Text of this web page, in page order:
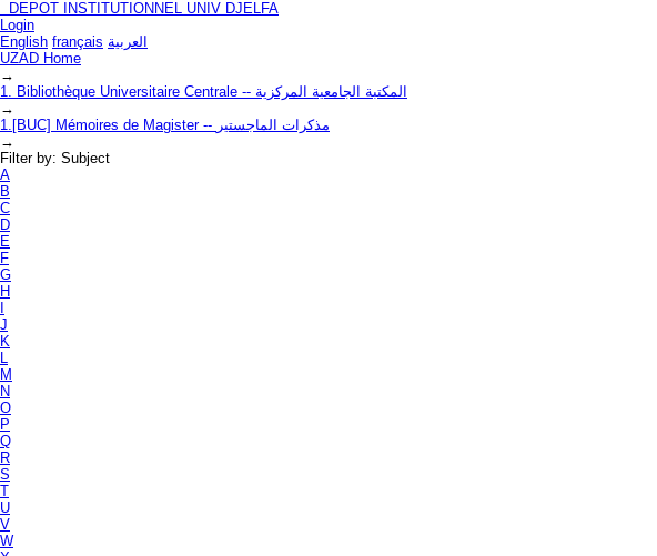
DEPOT INSTITUTIONNEL UNIV DJELFA
Filter by: Subject
Login
English français العربية
UZAD Home
→
1. Bibliothèque Universitaire Centrale -- المكتبة الجامعية المركزية
→
1.[BUC] Mémoires de Magister -- مذكرات الماجستير
→
Filter by: Subject
A
B
C
D
E
F
G
H
J
K
L
M
N
O
P
Q
R
S
T
U
V
W